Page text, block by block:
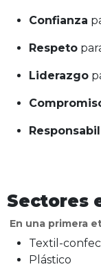
Confianza
Respeto
Liderazgo
Sectores
En una primera
Textil-
Plástico